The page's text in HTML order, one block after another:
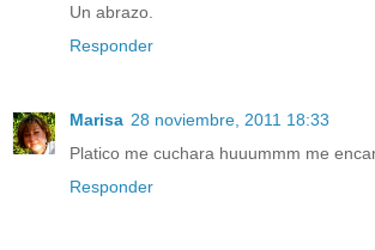
Un abrazo.
Responder
Marisa 28 noviembre, 2011 18:33
Platico me cuchara huuummm me
Responder